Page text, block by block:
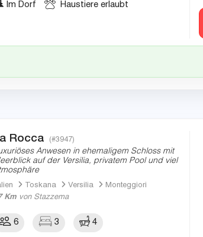
Im Dorf
Haustiere erlaubt
Rocca (#3947)
Anwesen in ehemaligem Schloss mit
auf der Versilia, privatem Pool und viel
Toskana Versilia
Monteggiori
Km von Stazzema
6 3 4